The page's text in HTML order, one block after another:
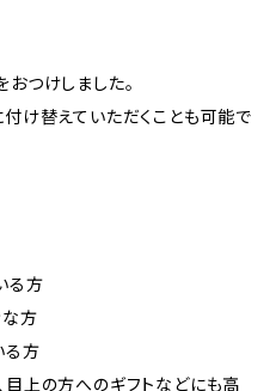
つけしました。
付け替えていただくことも可能で
る方
な方
る方
目上の方へのギフトなどにも高